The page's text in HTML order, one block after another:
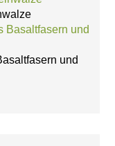
und